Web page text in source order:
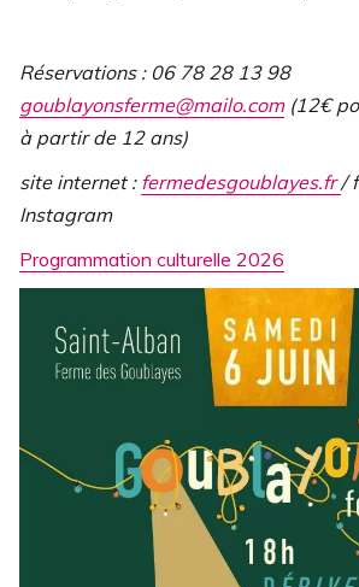
Réservations : 06 78 28 13 98
goublayonsferme@mailo.com(12€
à partir de 12 ans)
site internet : fermedesgoublayes.fr/
Instagram
Programmation culturelle 2026